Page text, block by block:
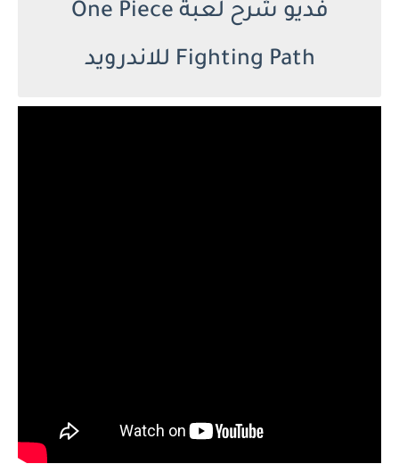
فديو شرح لعبة One Piece
Fighting Path للاندرويد